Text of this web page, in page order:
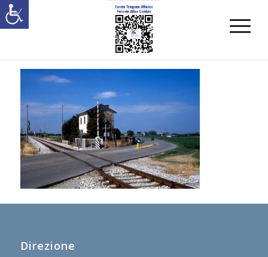
Direzione